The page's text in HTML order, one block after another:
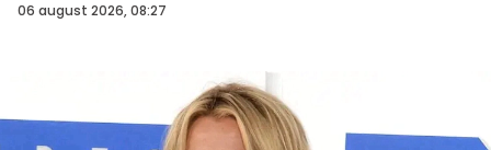
06 august 2026, 08:27